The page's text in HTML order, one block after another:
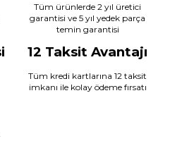
Tüm ürünlerde 2 yıl üretici
garantisi ve 5 yıl yedek parça
temin garantisi
12 Taksit Avantajı
Tüm kredi kartlarına 12 taksit
imkanı ile kolay ödeme fırsatı